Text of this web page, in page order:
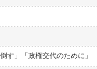
す」「政権交代のために」